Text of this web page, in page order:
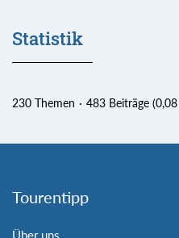
Statistik
230 Themen 483 Beiträge
Tourentipp
Über uns